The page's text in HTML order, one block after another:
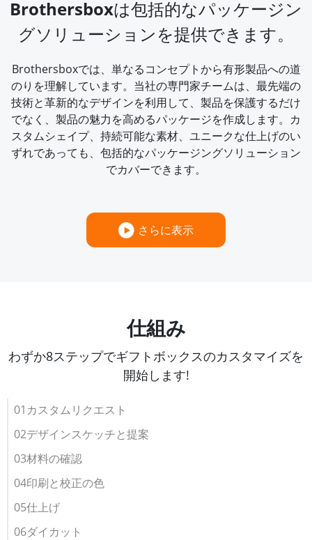
Brothersboxは包括的なパッケージン
グソリューションを提供できます。
Brothersboxでは、単なるコンセプトから有形製品への道
のりを理解しています。当社の専門家チームは、最先端の
技術と革新的なデザインを利用して、製品を保護するだけ
でなく、製品の魅力を高めるパッケージを作成します。カ
スタムシェイプ、持続可能な素材、ユニークな仕上げのい
ずれであっても、包括的なパッケージングソリューション
でカバーできます。
さらに表示
仕組み
わずか8ステップでギフトボックスのカスタマイズを
開始します!
01カスタムリクエスト
02デザインスケッチと提案
03材料の確認
04印刷と校正の色
05仕上げ
06ダイカット